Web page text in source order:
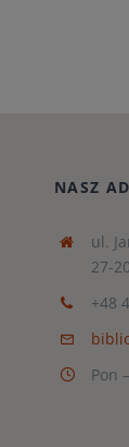
NASZ
ul.
27-
+48
Pon